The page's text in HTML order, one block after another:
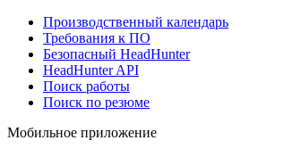
Производственный календарь
Требования к ПО
Безопасный HeadHunter
HeadHunter API
Поиск работы
Поиск по резюме
Мобильное приложение